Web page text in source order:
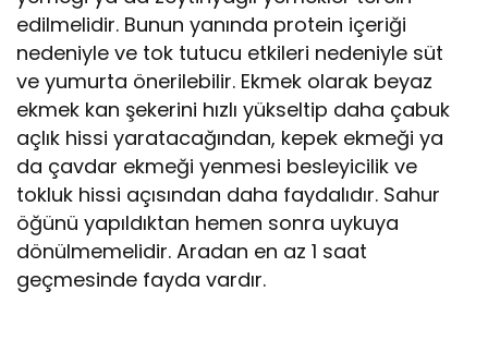
edilmelidir. Bunun yanında protein içeriği
nedeniyle ve tok tutucu etkileri nedeniyle süt
ve yumurta önerilebilir. Ekmek olarak beyaz
ekmek kan şekerini hızlı yükseltip daha çabuk
açlık hissi yaratacağından, kepek ekmeği ya
da çavdar ekmeği yenmesi besleyicilik ve
tokluk hissi açısından daha faydalıdır. Sahur
öğünü yapıldıktan hemen sonra uykuya
dönülmemelidir. Aradan en az 1 saat
geçmesinde fayda vardır.